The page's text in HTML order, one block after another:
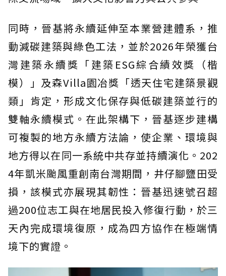
同時，晉基將永續延伸至本業營建體系，推
動減碳建築與綠色工法，並於2026年榮獲台
灣建築永續獎「建築ESG綜合績效獎（楷
模）」及森Villa園冶獎「透天住宅建築景觀
類」肯定，形成文化保存與低碳建築並行的
雙軸永續模式。在此架構下，晉基逐步建構
可複製的地方永續方法論，使企業、環境與
地方得以在同一系統中共存並持續演化。202
4年凱米颱風重創南台灣期間，井仔腳鹽田受
損，該模式亦展現其韌性：晉基迅速號召超
過200位志工與在地居民投入修復行動，於三
天內完成環境復原，成為四方協作在極端情
境下的實證。